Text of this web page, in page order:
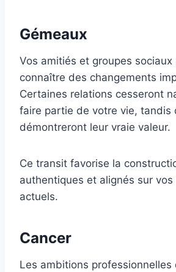
Gémeaux
Vos amitiés et groupes sociaux
connaître des changements
Certaines relations cesseront
faire partie de votre vie, tandis
démontreront leur vraie valeur.
Ce transit favorise la
authentiques et alignés sur vos
actuels.
Cancer
Les ambitions professionnelles